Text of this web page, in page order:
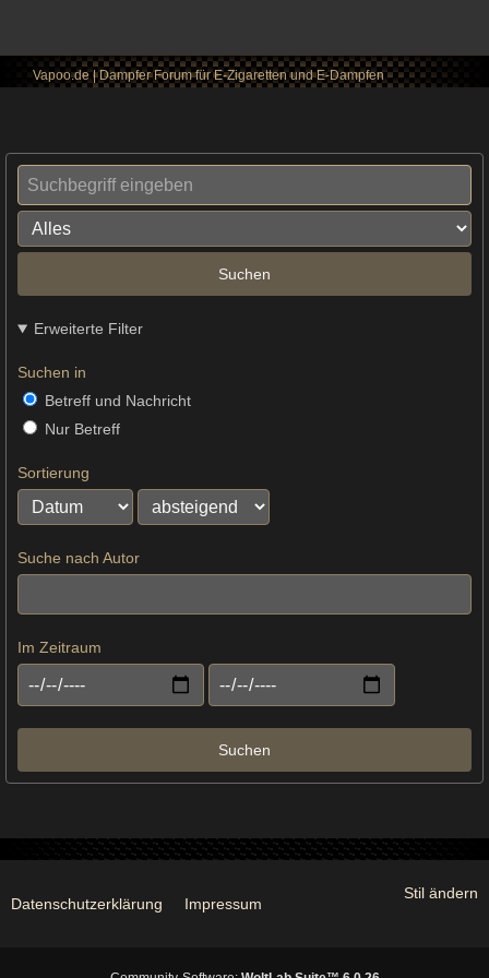
Vapoo.de | Dampfer Forum für E-Zigaretten und E-Dampfen
Suchen
Erweiterte Filter
Suchen in
Betreff und Nachricht
Nur Betreff
Sortierung
Suche nach Autor
Im Zeitraum
Suchen
Stil ändern
Datenschutzerklärung Impressum